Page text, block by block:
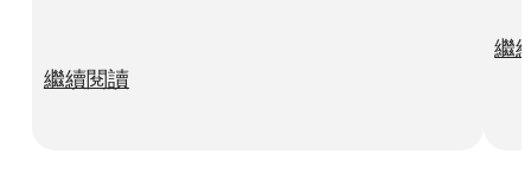
繼續閱讀
繼